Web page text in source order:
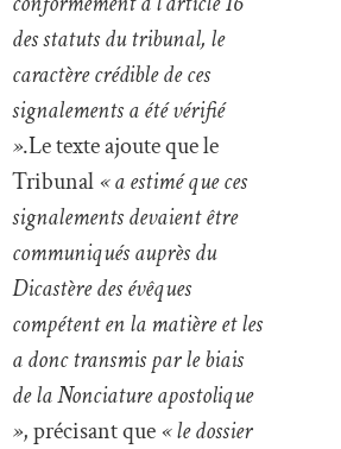
des statuts du tribunal, le
caractère crédible de ces
signalements a été vérifié
».Le texte ajoute que le
Tribunal« a estimé que ces
signalements devaient être
communiqués auprès du
Dicastère des évêques
compétent en la matière et les
a donc transmis par le biais
de la Nonciature apostolique
», précisant que« le dossier